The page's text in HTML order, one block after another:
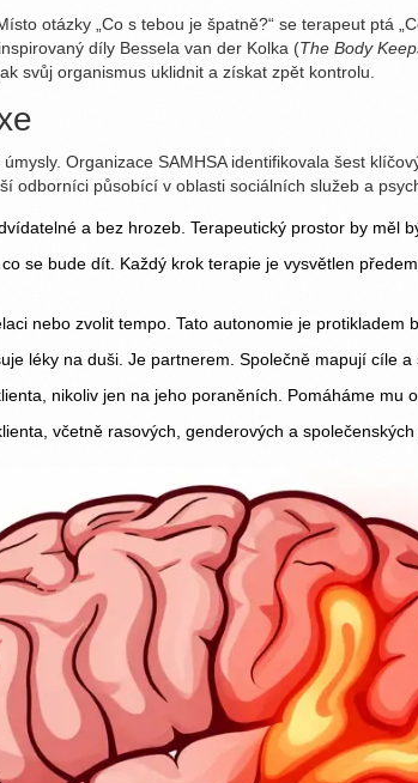
otázky „Co s tebou je špatně?“ se terapeut ptá
díly Bessela van der Kolka (The Body
svůj organismus uklidnit a získat zpět kontrolu.
Organizace SAMHSA identifikovala šest
odborníci působící v oblasti sociálních služeb a
a bez hrozeb. Terapeutický prostor by měl
se bude dít. Každý krok terapie je vysvětlen
nebo zvolit tempo. Tato autonomie je protikladem
léky na duši. Je partnerem. Společně mapují cíle a
nikoliv jen na jeho poraněních. Pomáháme mu
včetně rasových, genderových a